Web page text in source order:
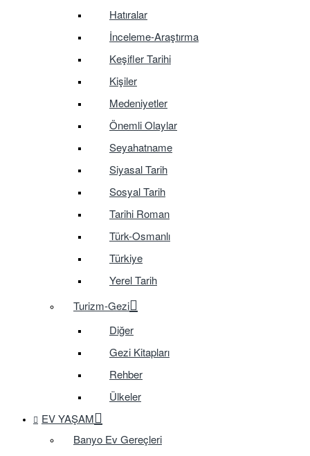
Hatıralar
İnceleme-Araştırma
Keşifler Tarihi
Kişiler
Medeniyetler
Önemli Olaylar
Seyahatname
Siyasal Tarih
Sosyal Tarih
Tarihi Roman
Türk-Osmanlı
Türkiye
Yerel Tarih
Turizm-Gezi
Diğer
Gezi Kitapları
Rehber
Ülkeler
EV YAŞAM
Banyo Ev Gereçleri